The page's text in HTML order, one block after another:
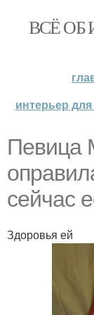
ВСЁ ОБ
интерьер
Певица
сейчас
Здоровья ей